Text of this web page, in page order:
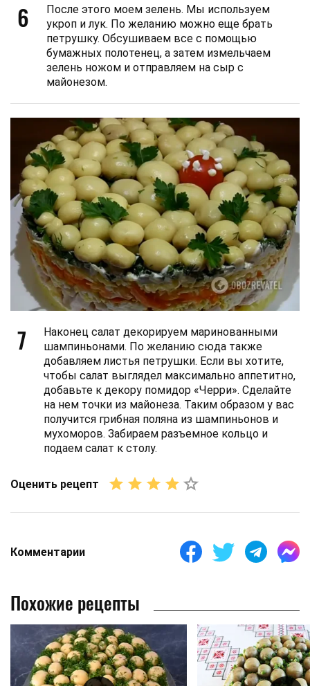
6
После этого моем зелень. Мы используем
укроп и лук. По желанию можно еще брать
петрушку. Обсушиваем все с помощью
бумажных полотенец, а затем измельчаем
зелень ножом и отправляем на сыр с
майонезом.
7
Наконец салат декорируем маринованными
шампиньонами. По желанию сюда также
добавляем листья петрушки. Если вы хотите,
чтобы салат выглядел максимально аппетитно,
добавьте к декору помидор «Черри». Сделайте
на нем точки из майонеза. Таким образом у вас
получится грибная поляна из шампиньонов и
мухоморов. Забираем разъемное кольцо и
подаем салат к столу.
Оценить рецепт
Комментарии
Похожие рецепты